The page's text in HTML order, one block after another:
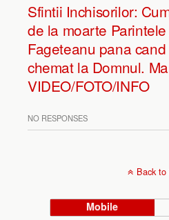
Sfintii Inchisorilor:
de la moarte
Fageteanu pana
chemat la Domnul.
VIDEO/FOTO/INFO
NO RESPONSES
Back to
Mobile